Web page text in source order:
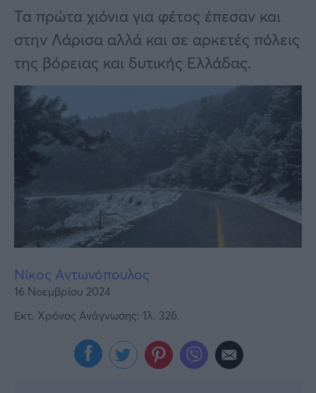
ΕΣΠΑ
Lifestyle
Αθλητικά
Υγεία
Γυναίκα
Καιρός
Τα πρώτα χιόνια για φέτος έπεσαν και
στην Λάρισα αλλά και σε αρκετές πόλεις
της βόρειας και δυτικής Ελλάδας.
Νίκος Αντωνόπουλος
16 Νοεμβρίου 2024
Εκτ. Χρόνος Ανάγνωσης: 1λ. 32δ.